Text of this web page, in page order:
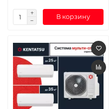
В корзину